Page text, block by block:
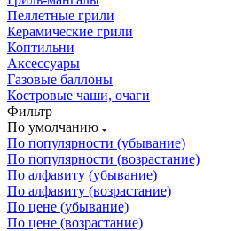
Пеллетные грили
Керамические грили
Коптильни
Аксессуары
Газовые баллоны
Костровые чаши, очаги
Фильтр
По умолчанию
По популярности (убывание)
По популярности (возрастание)
По алфавиту (убывание)
По алфавиту (возрастание)
По цене (убывание)
По цене (возрастание)